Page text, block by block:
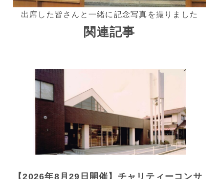
出席した皆さんと一緒に記念写真を撮りました
関連記事
【2026年8月29日開催】チャリティーコンサ